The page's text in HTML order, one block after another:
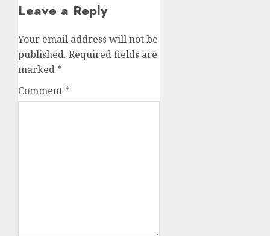
Leave a Reply
Your email address will not be
published. Required fields are
marked *
Comment *